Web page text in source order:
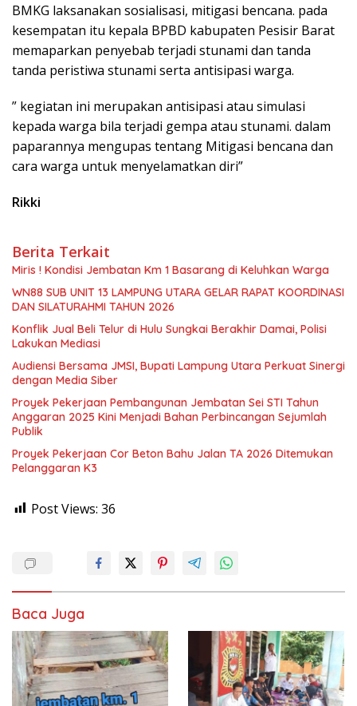
BMKG laksanakan sosialisasi, mitigasi bencana. pada
kesempatan itu kepala BPBD kabupaten Pesisir Barat
memaparkan penyebab terjadi stunami dan tanda
tanda peristiwa stunami serta antisipasi warga.
” kegiatan ini merupakan antisipasi atau simulasi
kepada warga bila terjadi gempa atau stunami. dalam
paparannya mengupas tentang Mitigasi bencana dan
cara warga untuk menyelamatkan diri”
Rikki
Berita Terkait
Miris ! Kondisi Jembatan Km 1 Basarang di Keluhkan Warga
WN88 SUB UNIT 13 LAMPUNG UTARA GELAR RAPAT KOORDINASI
DAN SILATURAHMI TAHUN 2026
Konflik Jual Beli Telur di Hulu Sungkai Berakhir Damai, Polisi
Lakukan Mediasi
Audiensi Bersama JMSI, Bupati Lampung Utara Perkuat Sinergi
dengan Media Siber
Proyek Pekerjaan Pembangunan Jembatan Sei STI Tahun
Anggaran 2025 Kini Menjadi Bahan Perbincangan Sejumlah
Publik
Proyek Pekerjaan Cor Beton Bahu Jalan TA 2026 Ditemukan
Pelanggaran K3
Post Views: 36
Baca Juga